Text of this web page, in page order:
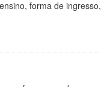
forma de ingresso,